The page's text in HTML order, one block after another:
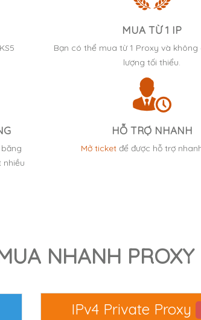
MUA TỪ 1 IP
Bạn có thể mua từ 1 Proxy và
lượng tối thiểu.
HỖ TRỢ NHANH
Mở ticketđể được hỗ trợ
NHANH PROXY
IPv4 Private Proxy